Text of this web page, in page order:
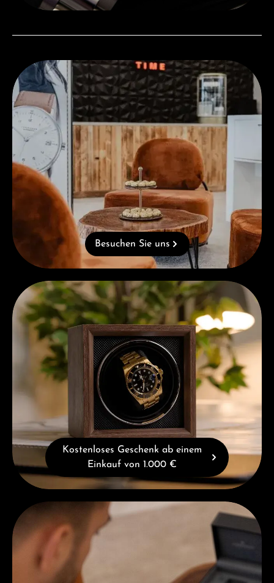
Besuchen Sie uns
Besuchen Sie uns
Kostenloses Geschenk ab einem Einkauf von 1.000 €
Kostenloses Geschenk ab einem
Einkauf von 1.000 €
Beratung erhalten